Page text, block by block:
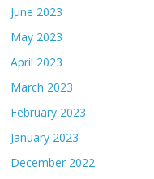
June 2023
May 2023
April 2023
March 2023
February 2023
January 2023
December 2022